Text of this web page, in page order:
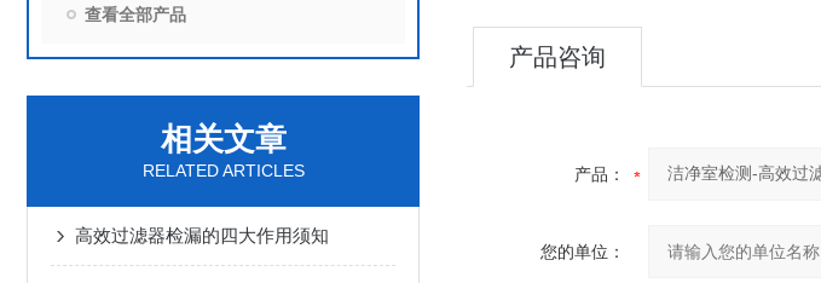
查看全部产品
相关文章
RELATED ARTICLES
高效过滤器检漏的四大作用须知
产品咨询
产品：
您的单位：